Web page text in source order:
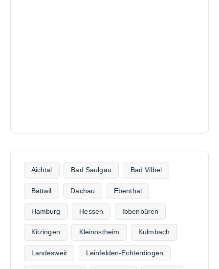
Aichtal Bad Saulgau Bad Vilbel
Bättwil Dachau Ebenthal
Hamburg Hessen Ibbenbüren
Kitzingen Kleinostheim Kulmbach
Landesweit Leinfelden-Echterdingen